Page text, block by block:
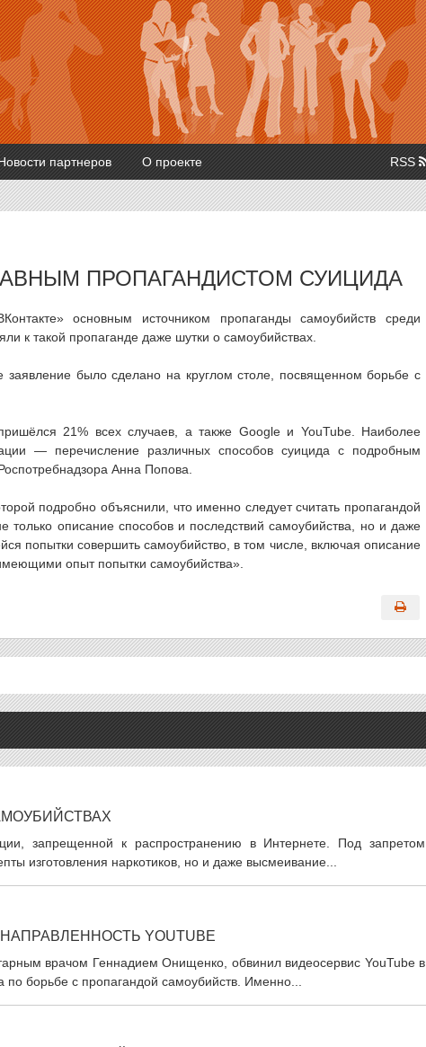
партнеров О проекте RSS
ПРОПАГАНДИСТОМ СУИЦИДА
основным источником пропаганды самоубийств среди
к такой пропаганде даже шутки о самоубийствах.
было сделано на круглом столе, посвященном борьбе с
21% всех случаев, а также Google и YouTube. Наиболее
— перечисление различных способов суицида с подробным
Анна Попова.
подробно объяснили, что именно следует считать пропагандой
только описание способов и последствий самоубийства, но и даже
попытки совершить самоубийство, в том числе, включая описание
опыт попытки самоубийства».
запрещенной к распространению в Интернете. Под запретом
изготовления наркотиков, но и даже высмеивание...
YOUTUBE
врачом Геннадием Онищенко, обвинил видеосервис YouTube в
по борьбе с пропагандой самоубийств. Именно...